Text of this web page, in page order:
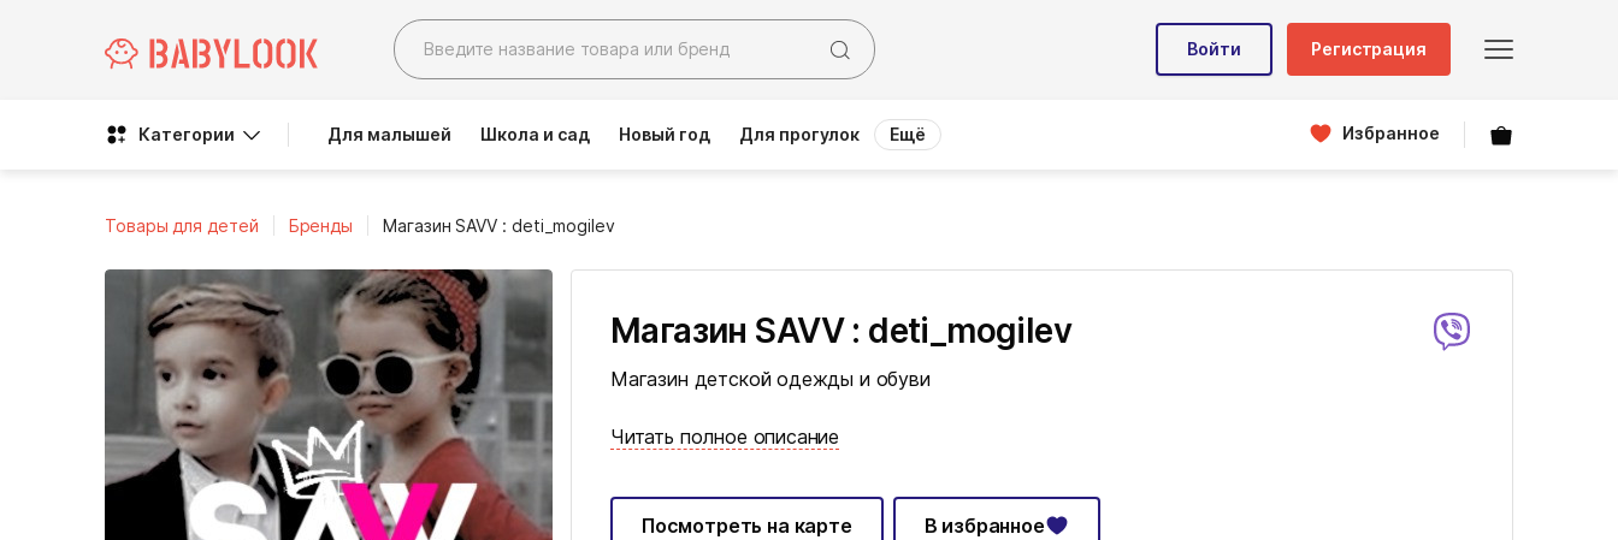
Войти Регистрация
Категории Для малышей Школа и сад Новый год Для прогулок Ещё Избранное
Товары для детей Бренды Магазин SAVV : deti_mogilev
Магазин SAVV : deti_mogilev
Магазин детской одежды и обуви
Читать полное описание
Посмотреть на карте В избранное